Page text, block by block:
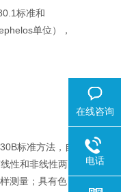
标准和
单位），
标准方法，自
性和非线性两
测量；具有色
在线咨询
电话